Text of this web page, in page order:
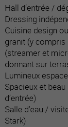
Hall d’entrée /
Dressing
Cuisine design
granit (y compris
(streamer et
donnant sur
Lumineux
Spacieux et
d’entrée)
Salle d’eau /
Stark)